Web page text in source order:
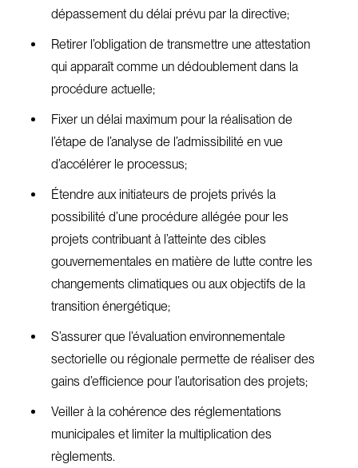
dépassement du délai prévu par la directive;
Retirer l’obligation de transmettre une attestation
qui apparaît comme un dédoublement dans la
procédure actuelle;
Fixer un délai maximum pour la réalisation de
l’étape de l’analyse de l’admissibilité en vue
d’accélérer le processus;
Étendre aux initiateurs de projets privés la
possibilité d’une procédure allégée pour les
projets contribuant à l’atteinte des cibles
gouvernementales en matière de lutte contre les
changements climatiques ou aux objectifs de la
transition énergétique;
S’assurer que l’évaluation environnementale
sectorielle ou régionale permette de réaliser des
gains d’efficience pour l’autorisation des projets;
Veiller à la cohérence des réglementations
municipales et limiter la multiplication des
règlements.